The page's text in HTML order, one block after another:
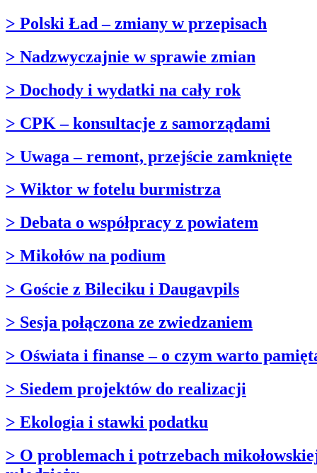
> Polski Ład – zmiany w przepisach
> Nadzwyczajnie w sprawie zmian
> Dochody i wydatki na cały rok
> CPK – konsultacje z samorządami
> Uwaga – remont, przejście zamknięte
> Wiktor w fotelu burmistrza
> Debata o współpracy z powiatem
> Mikołów na podium
> Goście z Bileciku i Daugavpils
> Sesja połączona ze zwiedzaniem
> Oświata i finanse – o czym warto
> Siedem projektów do realizacji
> Ekologia i stawki podatku
> O problemach i potrzebach